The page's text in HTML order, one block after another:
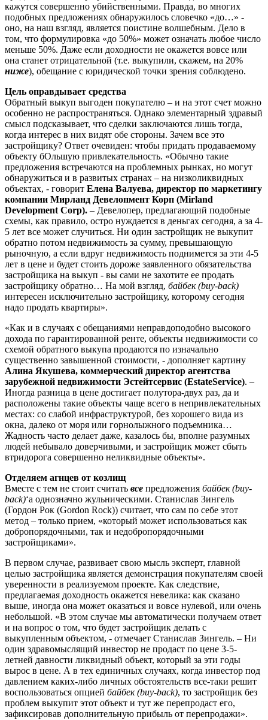
кажутся совершенно убийственными. Правда, во многих
подобных предложениях обнаружилось словечко «до…» -
оно, на наш взгляд, является поистине волшебным. Дело в
том, что формулировка «до 50%» может означать любое число
меньше 50%. Даже если доходности не окажется вовсе или
она станет отрицательной (т.е. выкупили, скажем, на 20%
ниже), обещание с юридической точки зрения соблюдено.
Цель оправдывает средства
Обратный выкуп выгоден покупателю – и на этот счет можно
особенно не распространяться. Однако элементарный здравый
смысл подсказывает, что сделки заключаются лишь тогда,
когда интерес в них видят обе стороны. Зачем все это
застройщику? Ответ очевиден: чтобы придать продаваемому
объекту бОльшую привлекательность. «Обычно такие
предложения встречаются на проблемных рынках, но могут
обнаружиться и в развитых странах – на низколиквидных
объектах, - говорит Елена Валуева, директор по маркетингу
компании Мирланд Девелопмент Корп (Mirland
Development Corp). – Девелопер, предлагающий подобные
схемы, как правило, остро нуждается в деньгах сегодня, а за 4-
5 лет все может случиться. Ни один застройщик не выкупит
обратно потом недвижимость за сумму, превышающую
рыночную, а если вдруг недвижимость поднимется за эти 4-5
лет в цене и будет стоить дороже заявленного обязательства
застройщика на выкуп - вы сами не захотите ее продать
застройщику обратно… На мой взгляд, байбек (buy-back)
интересен исключительно застройщику, которому сегодня
надо продать квартиры».
«Как и в случаях с обещаниями неправдоподобно высокого
дохода по гарантированной ренте, объекты недвижимости со
схемой обратного выкупа продаются по изначально
существенно завышенной стоимости, - дополняет картину
Алина Якушева, коммерческий директор агентства
зарубежной недвижимости Эстейтсервис (EstateService). –
Иногда разница в цене достигает полутора-двух раз, да и
расположены такие объекты чаще всего в непривлекательных
местах: со слабой инфраструктурой, без хорошего вида из
окна, далеко от моря или горнолыжного подъемника…
Жадность часто делает даже, казалось бы, вполне разумных
людей небывало доверчивыми, и застройщик может сбыть
втридорога совершенно неликвидные объекты».
Отделяем агнцев от козлищ
Вместе с тем не стоит считать все предложения байбек (buy-
back)‘а однозначно жульническими. Станислав Зингель
(Гордон Рок (Gordon Rock)) считает, что сам по себе этот
метод – только прием, «который может использоваться как
добропорядочными, так и недобропорядочными
застройщиками».
В первом случае, развивает свою мысль эксперт, главной
целью застройщика является демонстрация покупателям своей
уверенности в реализуемом проекте. Как следствие,
предлагаемая доходность окажется невелика: как сказано
выше, иногда она может оказаться и вовсе нулевой, или очень
небольшой. «В этом случае мы автоматически получаем ответ
и на вопрос о том, что будет застройщик делать с
выкупленным объектом, - отмечает Станислав Зингель. – Ни
один здравомыслящий инвестор не продаст по цене 3-5-
летней давности ликвидный объект, который за эти годы
вырос в цене. А в тех единичных случаях, когда инвестор под
давлением каких-либо личных обстоятельств все-таки решит
воспользоваться опцией байбек (buy-back), то застройщик без
проблем выкупит этот объект и тут же перепродаст его,
зафиксировав дополнительную прибыль от перепродажи».